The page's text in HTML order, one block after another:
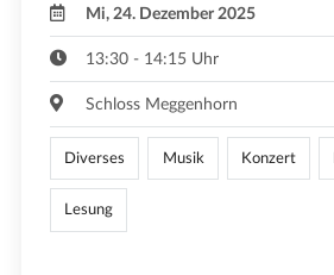
Mi, 24. Dezember 2025
13:30 - 14:15 Uhr
Schloss Meggenhorn
Diverses Musik Konzert
Lesung